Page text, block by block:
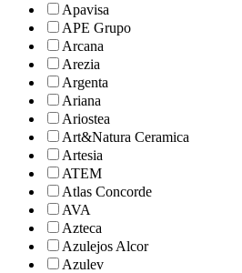
Apavisa
APE Grupo
Arcana
Arezia
Argenta
Ariana
Ariostea
Art&Natura Ceramica
Artesia
ATEM
Atlas Concorde
AVA
Azteca
Azulejos Alcor
Azulev